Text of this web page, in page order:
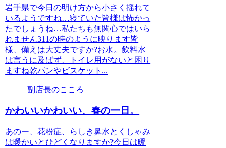
岩手県で今日の明け方から小さく揺れて
いるようですね…寝ていた皆様は怖かっ
たでしょうね…私たちも無関心ではいら
れません311の時のように映ります皆
様、備えは大丈夫ですか?お水。飲料水
は言うに及ばず、トイレ用がないと困り
ますね乾パンやビスケット...
副店長のこころ
かわいいかわいい、春の一日。
あのー、花粉症、らしき鼻水とくしゃみ
は暖かいとひどくなりますか?今日は暖